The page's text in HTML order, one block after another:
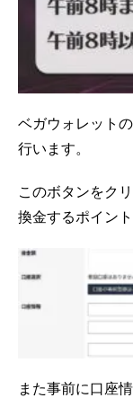
ベガウォレット
行います。
このボタンをク
換金するポイン
また事前に口座